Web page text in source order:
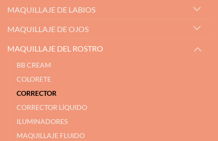
MAQUILLAJE DE LABIOS
MAQUILLAJE DE OJOS
MAQUILLAJE DEL ROSTRO
BB CREAM
COLORETE
CORRECTOR
CORRECTOR LÍQUIDO
ILUMINADORES
MAQUILLAJE FLUIDO